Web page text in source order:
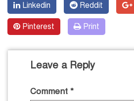
Linkedin Reddit
Pinterest Print
Leave a Reply
Comment *